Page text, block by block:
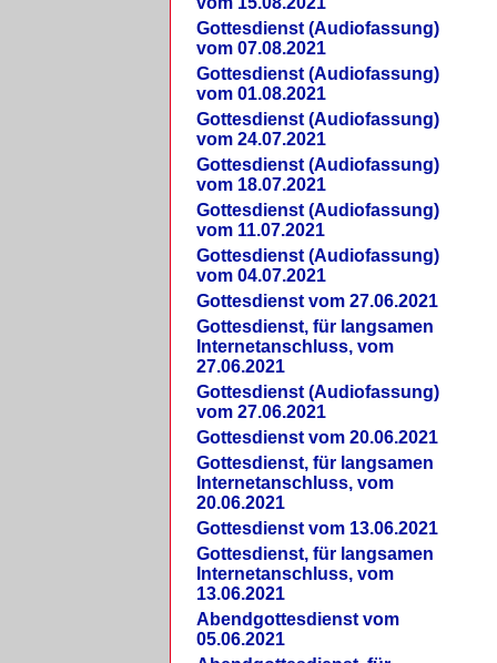
Gottesdienst (Audiofassung)
vom 07.08.2021
Gottesdienst (Audiofassung)
vom 01.08.2021
Gottesdienst (Audiofassung)
vom 24.07.2021
Gottesdienst (Audiofassung)
vom 18.07.2021
Gottesdienst (Audiofassung)
vom 11.07.2021
Gottesdienst (Audiofassung)
vom 04.07.2021
Gottesdienst vom 27.06.2021
Gottesdienst, für langsamen
Internetanschluss, vom
27.06.2021
Gottesdienst (Audiofassung)
vom 27.06.2021
Gottesdienst vom 20.06.2021
Gottesdienst, für langsamen
Internetanschluss, vom
20.06.2021
Gottesdienst vom 13.06.2021
Gottesdienst, für langsamen
Internetanschluss, vom
13.06.2021
Abendgottesdienst vom
05.06.2021